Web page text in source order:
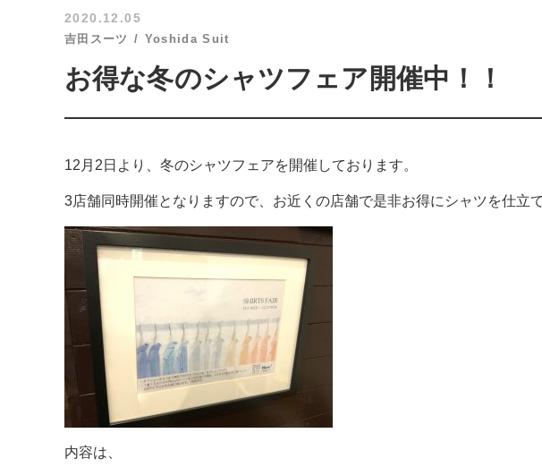
2020.12.05
吉田スーツ Yoshida Suit
お得な冬のシャツフェア開催中！！
12月2日より、冬のシャツフェアを開催しております。
3店舗同時開催となりますので、お近くの店舗で是非お得にシャツを仕立
内容は、